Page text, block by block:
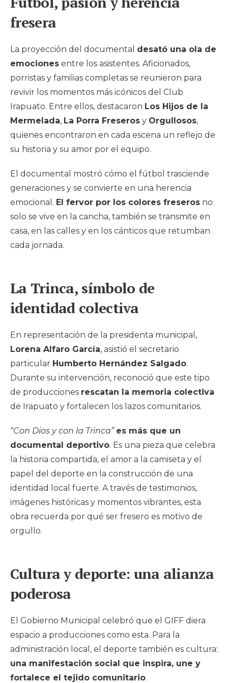
fresera
La proyección del documental desató una ola de
emociones entre los asistentes. Aficionados,
porristas y familias completas se reunieron para
revivir los momentos más icónicos del Club
Irapuato. Entre ellos, destacaron Los Hijos de la
Mermelada, La Porra Freseros y Orgullosos,
quienes encontraron en cada escena un reflejo de
su historia y su amor por el equipo.
El documental mostró cómo el fútbol trasciende
generaciones y se convierte en una herencia
emocional. El fervor por los colores freseros no
solo se vive en la cancha, también se transmite en
casa, en las calles y en los cánticos que retumban
cada jornada.
La Trinca, símbolo de
identidad colectiva
En representación de la presidenta municipal,
Lorena Alfaro García, asistió el secretario
particular Humberto Hernández Salgado.
Durante su intervención, reconoció que este tipo
de producciones rescatan la memoria colectiva
de Irapuato y fortalecen los lazos comunitarios.
“Con Dios y con la Trinca” es más que un
documental deportivo. Es una pieza que celebra
la historia compartida, el amor a la camiseta y el
papel del deporte en la construcción de una
identidad local fuerte. A través de testimonios,
imágenes históricas y momentos vibrantes, esta
obra recuerda por qué ser fresero es motivo de
orgullo.
Cultura y deporte: una alianza
poderosa
El Gobierno Municipal celebró que el GIFF diera
espacio a producciones como esta. Para la
administración local, el deporte también es cultura:
una manifestación social que inspira, une y
fortalece el tejido comunitario.